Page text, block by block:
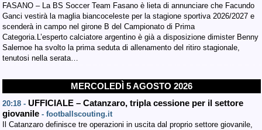
FASANO – La BS Soccer Team Fasano è lieta di annunciare che Facundo
Ganci vestirà la maglia biancoceleste per la stagione sportiva 2026/2027 e
scenderà in campo nel girone B del Campionato di Prima
Categoria.L’esperto calciatore argentino è già a disposizione dimister Benny
Salernoe ha svolto la prima seduta di allenamento del ritiro stagionale,
tenutosi nella serata…
MERCOLEDÌ 5 AGOSTO 2026
20:18 - UFFICIALE – Catanzaro, tripla cessione per il settore
giovanile - footballscouting.it
Il Catanzaro definisce tre operazioni in uscita dal proprio settore giovanile,